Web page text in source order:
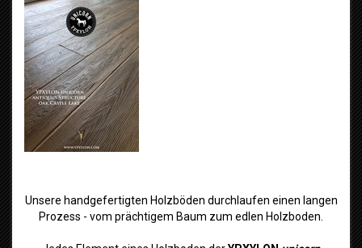
Unsere handgefertigten Holzböden durchlaufen einen langen
Prozess - vom prächtigem Baum zum edlen Holzboden.